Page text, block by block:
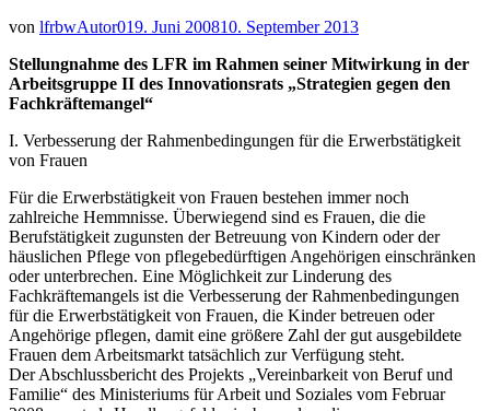
von lfrbwAutor019. Juni 200810. September 2013
Stellungnahme des LFR im Rahmen seiner Mitwirkung in der
Arbeitsgruppe II des Innovationsrats „Strategien gegen den
Fachkräftemangel“
I. Verbesserung der Rahmenbedingungen für die Erwerbstätigkeit
von Frauen
Für die Erwerbstätigkeit von Frauen bestehen immer noch
zahlreiche Hemmnisse. Überwiegend sind es Frauen, die die
Berufstätigkeit zugunsten der Betreuung von Kindern oder der
häuslichen Pflege von pflegebedürftigen Angehörigen einschränken
oder unterbrechen. Eine Möglichkeit zur Linderung des
Fachkräftemangels ist die Verbesserung der Rahmenbedingungen
für die Erwerbstätigkeit von Frauen, die Kinder betreuen oder
Angehörige pflegen, damit eine größere Zahl der gut ausgebildete
Frauen dem Arbeitsmarkt tatsächlich zur Verfügung steht.
Der Abschlussbericht des Projekts „Vereinbarkeit von Beruf und
Familie“ des Ministeriums für Arbeit und Soziales vom Februar